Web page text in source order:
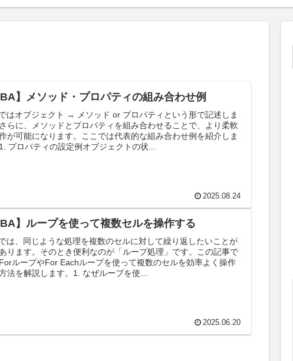
】メソッド・プロパティの組み合わせ例
はオブジェクト → メソッド or プロパティという形で記述しま
らに、メソッドとプロパティを組み合わせることで、より柔軟
が可能になります。ここでは代表的な組み合わせ例を紹介しま
プロパティの設定例オブジェクトの状...
2025.08.24
】ループを使って複数セルを操作する
は、同じような処理を複数のセルに対して繰り返したいことが
ります。そのとき便利なのが「ループ処理」です。この記事で
ループやFor Eachループを使って複数のセルを効率よく操作
法を解説します。1. なぜループを使...
2025.06.20